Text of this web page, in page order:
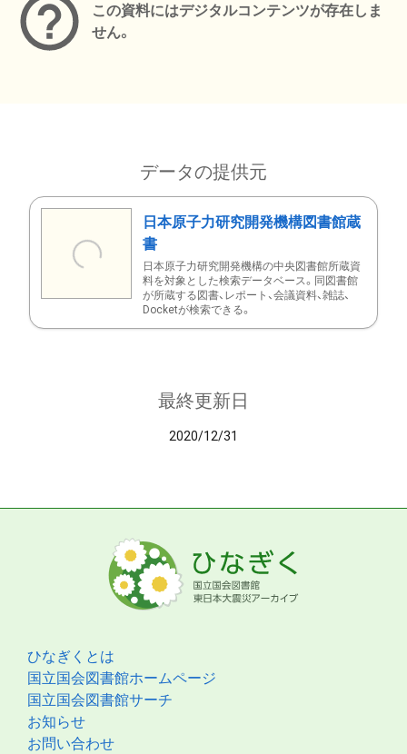
この資料にはデジタルコンテンツが存在しま
せん。
データの提供元
日本原子力研究開発機構図書館蔵
書
日本原子力研究開発機構の中央図書館所蔵資
料を対象とした検索データベース。同図書館
が所蔵する図書、レポート、会議資料、雑誌、
Docketが検索できる。
最終更新日
2020/12/31
ひなぎくとは
国立国会図書館ホームページ
国立国会図書館サーチ
お知らせ
お問い合わせ